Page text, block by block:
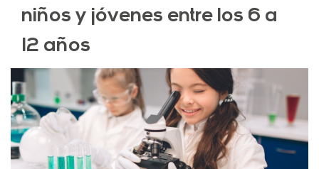
niños y jóvenes entre los 6 a
12 años